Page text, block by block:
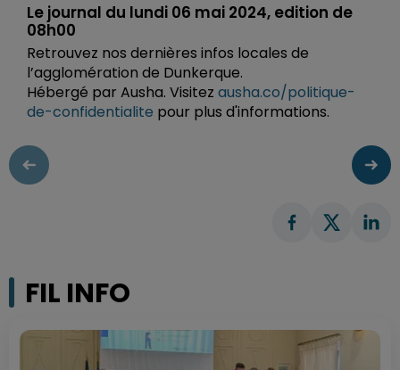
Le journal du lundi 06 mai 2024, edition de
08h00
Retrouvez nos dernières infos locales de
l’agglomération de Dunkerque.
Hébergé par Ausha. Visitez ausha.co/politique-
de-confidentialite pour plus d'informations.
FIL INFO